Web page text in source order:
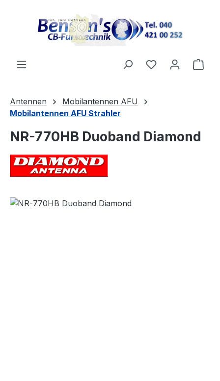
Antennen
Mobilantennen AFU
Mobilantennen AFU Strahler
NR-770HB Duoband Diamond
Bildergalerie überspringen